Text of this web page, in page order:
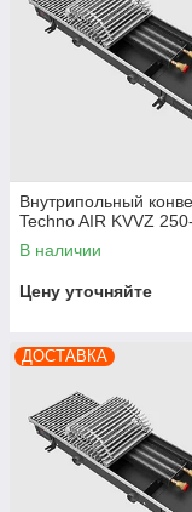
Внутрипольный
Techno AIR KVVZ
В наличии
Цену уточняйте
ДОСТАВКА